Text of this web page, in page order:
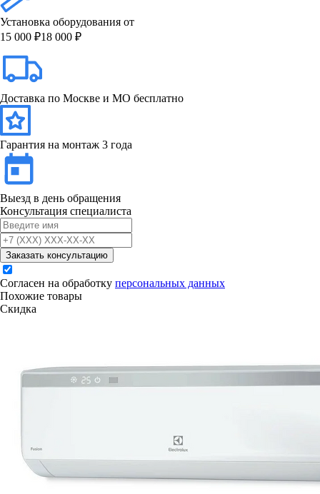
Установка оборудования от
15 000 ₽18 000 ₽
Доставка по Москве и МО бесплатно
Гарантия на монтаж 3 года
Выезд в день обращения
Консультация специалиста
Заказать консультацию
Согласен на обработку персональных данных
Похожие товары
Скидка